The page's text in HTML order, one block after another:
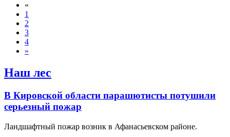
«
1
2
3
4
»
Наш лес
В Кировской области парашютисты потушили
серьезный пожар
Ландшафтный пожар возник в Афанасьевском районе.